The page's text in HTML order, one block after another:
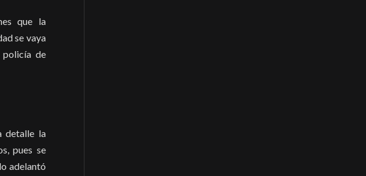
que la
se vaya
policía de
detalle la
pues se
adelantó